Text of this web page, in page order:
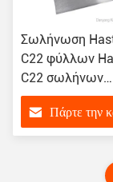
Σωλήνωση
C22 φύλλων
C22 σωλήνων
κραμάτων C22
συγκόλλησης
2,4602
Πάρτε την